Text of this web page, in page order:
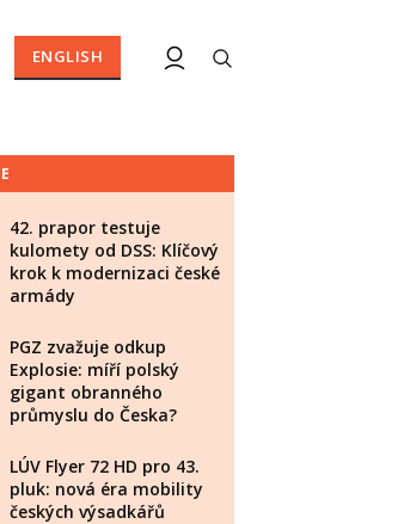
ENGLISH
42. prapor testuje
kulomety od DSS: Klíčový
krok k modernizaci české
armády
PGZ zvažuje odkup
Explosie: míří polský
gigant obranného
průmyslu do Česka?
LÚV Flyer 72 HD pro 43.
pluk: nová éra mobility
českých výsadkářů